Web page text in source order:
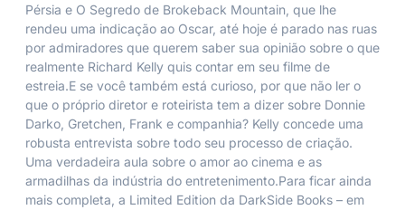
Pérsia e O Segredo de Brokeback Mountain, que lhe
rendeu uma indicação ao Oscar, até hoje é parado nas ruas
por admiradores que querem saber sua opinião sobre o que
realmente Richard Kelly quis contar em seu filme de
estreia.E se você também está curioso, por que não ler o
que o próprio diretor e roteirista tem a dizer sobre Donnie
Darko, Gretchen, Frank e companhia? Kelly concede uma
robusta entrevista sobre todo seu processo de criação.
Uma verdadeira aula sobre o amor ao cinema e as
armadilhas da indústria do entretenimento.Para ficar ainda
mais completa, a Limited Edition da DarkSide Books – em